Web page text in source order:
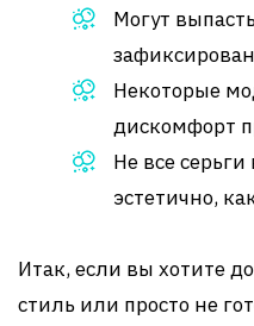
Могут
Некоторые
дискомфорт
Не все
эстетично,
Итак, если вы хотите
стиль или просто не